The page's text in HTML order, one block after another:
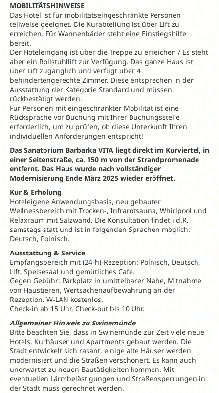
MOBILITÄTSHINWEISE
Das Hotel ist für mobilitätseingeschränkte Personen
teilweise geeignet. Die Kurabteilung ist über Lift zu
erreichen. Für Wannenbäder steht eine Einstiegshilfe
bereit.
Der Hoteleingang ist über die Treppe zu erreichen / Es steht
aber ein Rollstuhllift zur Verfügung. Das ganze Haus ist
über Lift zugänglich und verfügt über 4
behindertengerechte Zimmer. Diese entsprechen in der
Ausstattung der Kategorie Standard und müssen
rückbestätigt werden.
Für Personen mit eingeschränkter Mobilität ist eine
Rücksprache vor Buchung mit Ihrer Buchungsstelle
erforderlich, um zu prüfen, ob diese Unterkunft Ihren
individuellen Anforderungen entspricht!
Das Sanatorium Barbarka VITA liegt direkt im Kurviertel, in
einer Seitenstraße, ca. 150 m von der Strandpromenade
entfernt. Das Haus wurde nach vollständiger
Modernisierung Ende März 2025 wieder eröffnet.
Kur & Erholung
Hoteleigene Anwendungsbasis, neu gebauter
Wellnessbereich mit Trocken-, Infrarotsauna, Whirlpool und
Relaxraum mit Salzwand. Die Konsultation findet i.d.R.
samstags statt und ist in folgenden Sprachen möglich:
Deutsch, Polnisch.
Ausstattung & Service
Empfangsbereich mit (24-h)-Rezeption: Polnisch, Deutsch,
Lift, Speisesaal und gemütliches Café.
Gegen Gebühr: Parkplatz in umittelbarer Nähe, Mitnahme
von Haustieren, Wertsachenaufbewahrung an der
Rezeption. W-LAN kostenlos.
Check-in ab 15 Uhr, Check-out bis 10 Uhr.
Allgemeiner Hinweis zu Swinemünde
Bitte beachten Sie, dass in Swinemünde zur Zeit viele neue
Hotels, Kurhäuser und Apartments gebaut werden. Die
Stadt entwickelt sich rasant, einige alte Häuser werden
modernisiert und die Straßen verschönert. Es kann auch
unerwartet zu neuen Bautätigkeiten kommen. Mit
eventuellen Lärmbelästigungen und Straßensperrungen in
der Stadt muss gerechnet werden.